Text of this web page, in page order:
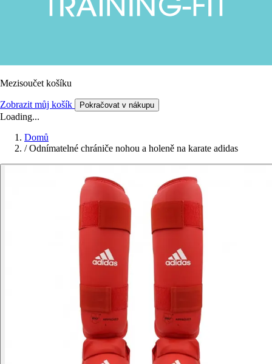
Mezisoučet košíku
Zobrazit můj košík Pokračovat v nákupu
Loading...
Domů
/ Odnímatelné chrániče nohou a holeně na karate adidas